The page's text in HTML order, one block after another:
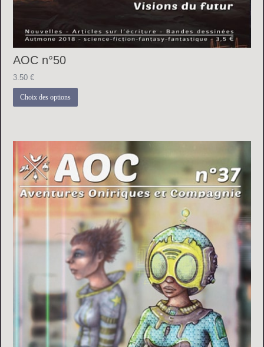
AOC n°50
3.50€
Choix des options
a
peuvent
être
choisies
sur
la
page
produit